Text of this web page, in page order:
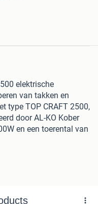
elektrische
van takken en
type TOP CRAFT 2500,
door AL-KO Kober
en een toerental van
staat, maar werkt
dus. Perfect voor de